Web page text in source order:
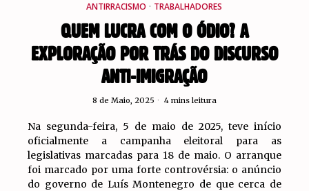
ANTIRRACISMO · TRABALHADORES
QUEM LUCRA COM O ÓDIO? A
EXPLORAÇÃO POR TRÁS DO DISCURSO
ANTI-IMIGRAÇÃO
8 de Maio, 2025 4 mins leitura
Na segunda-feira, 5 de maio de 2025, teve início
oficialmente a campanha eleitoral para as
legislativas marcadas para 18 de maio. O arranque
foi marcado por uma forte controvérsia: o anúncio
do governo de Luís Montenegro de que cerca de